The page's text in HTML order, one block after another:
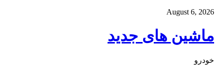
August 6, 2026
ماشین های جدید
خودرو